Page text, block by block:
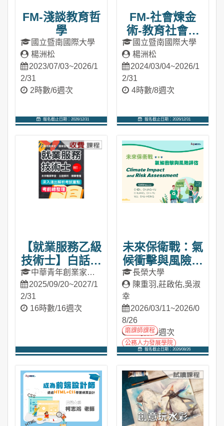
FM-淺談教育哲
學
國立暨南國際大學
楊洲松
2023/07/03~2026/1
2/31
2時數/6週次
報名截止日期：2026/12/31
FM-社會煉金
術-教育社會學
探究
國立暨南國際大學
楊洲松
2024/03/04~2026/1
2/31
4時數/8週次
報名截止日期：2026/12/31
【就業服務乙級
技術士】白話解
析．簡單看懂．
考前總整理（收
費課程）
中華青年創業家營
運募資發展交流協會／
VFT未來職業學堂
2025/09/20~2027/1
2/31
16時數/16週次
未來保衛戰：氣
候衝擊與風險評
估(2026春季班)
長榮大學
陳重羽,莊啟佑,吳淑
幸
2026/03/11~2026/0
8/26
7時數/9週次
磨課師課程
公務人力發展學院
報名截止日期：2026/08/26